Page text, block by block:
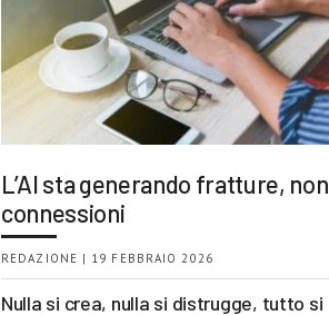
L’AI sta generando fratture, non
connessioni
REDAZIONE | 19 FEBBRAIO 2026
Nulla si crea, nulla si distrugge, tutto si